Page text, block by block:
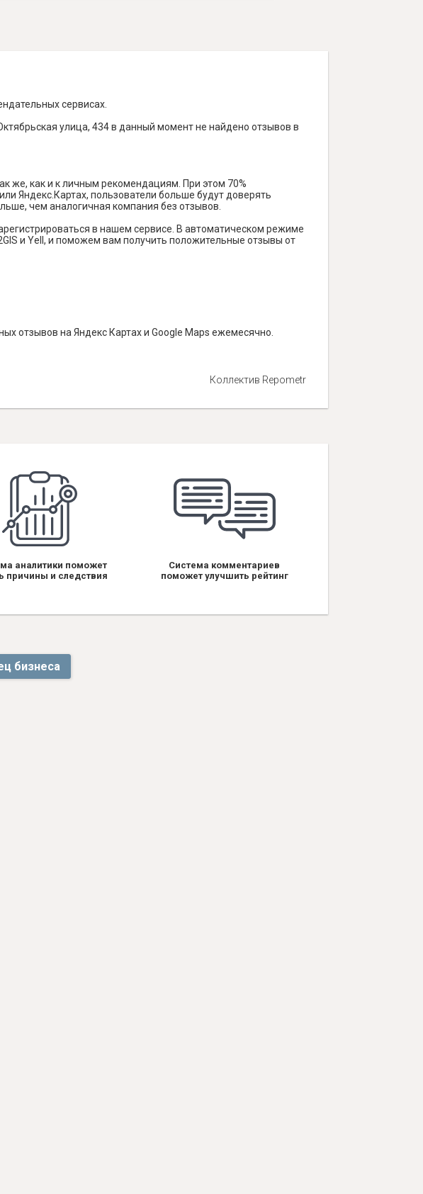
сервисах.
улица, 434 в данный момент не найдено отзывов в
же, как и к личным рекомендациям. При этом 70%
Яндекс.Картах, пользователи больше будут доверять
чем аналогичная компания без отзывов.
в нашем сервисе. В автоматическом режиме
и Yell, и поможем вам получить положительные отзывы от
отзывов на Яндекс Картах и Google Maps ежемесячно.
Коллектив Repometr
аналитики поможет
причины и следствия
Система комментариев
поможет улучшить рейтинг
бизнеса